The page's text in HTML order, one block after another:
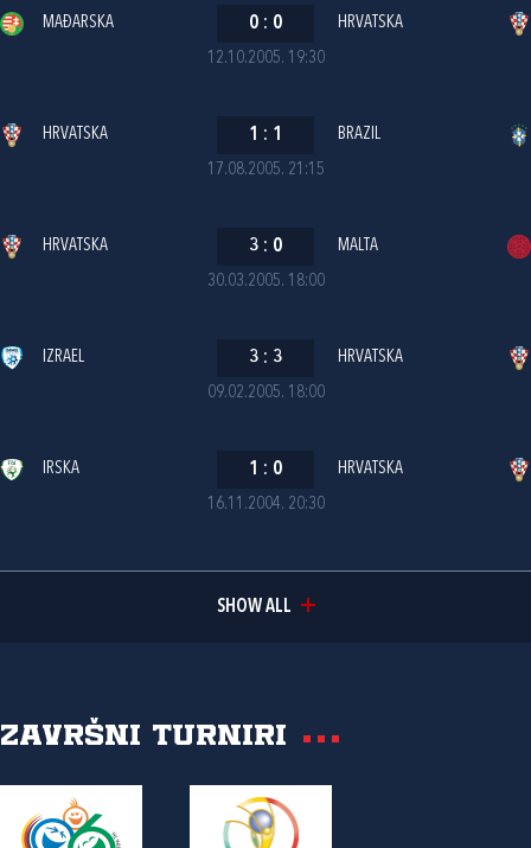
12.10.2005. 19:30
MAĐARSKA 0 : 0 HRVATSKA
17.08.2005. 21:15
HRVATSKA 1 : 1 BRAZIL
30.03.2005. 18:00
HRVATSKA 3 : 0 MALTA
09.02.2005. 18:00
IZRAEL 3 : 3 HRVATSKA
16.11.2004. 20:30
IRSKA 1 : 0 HRVATSKA
SHOW ALL
Završni turniri